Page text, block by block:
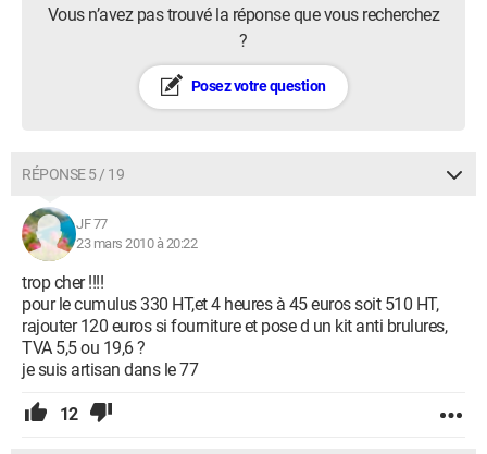
Vous n’avez pas trouvé la réponse que vous recherchez
?
Posez votre question
RÉPONSE 5 / 19
JF 77
23 mars 2010 à 20:22
trop cher !!!!
pour le cumulus 330 HT,et 4 heures à 45 euros soit 510 HT,
rajouter 120 euros si fourniture et pose d un kit anti brulures,
TVA 5,5 ou 19,6 ?
je suis artisan dans le 77
12